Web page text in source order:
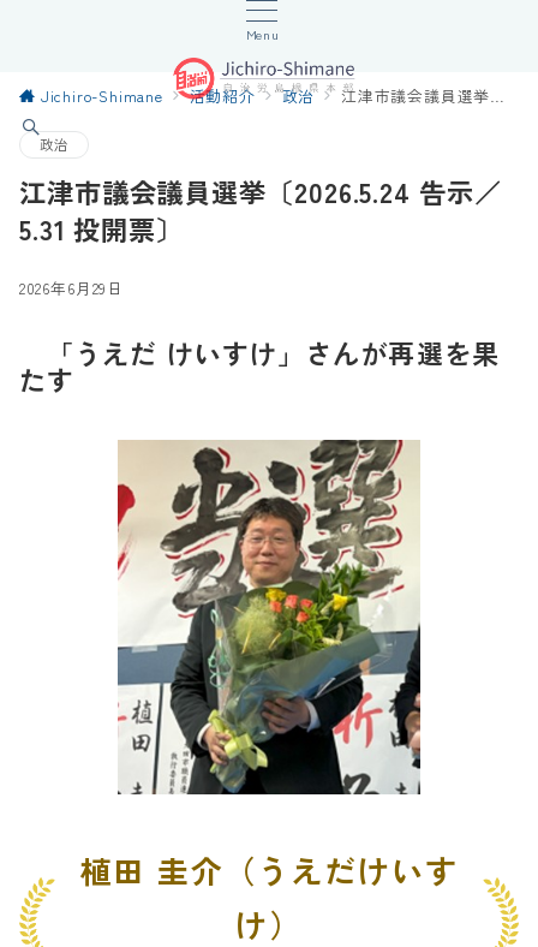
Menu
Jichiro-Shimane 活動紹介 政治 江津市議会議員選挙〔2026.5.24 告示／5.31 投開票〕
政治
江津市議会議員選挙〔2026.5.24 告示／
5.31 投開票〕
2026年6月29日
「うえだ けいすけ」さんが再選を果
たす
植田 圭介（うえだけいす
け）